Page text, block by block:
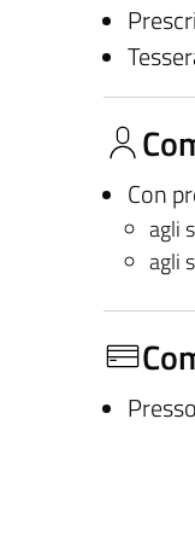
Con
agli
agli